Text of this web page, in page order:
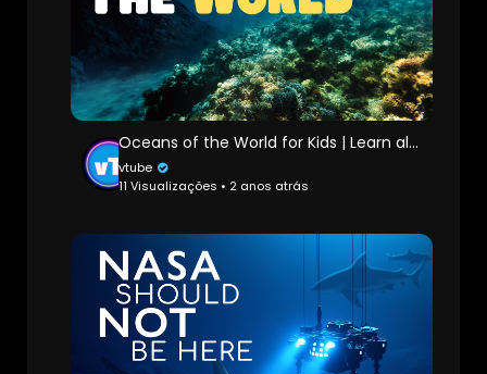
Oceans of the World for Kids | Learn all about the 5 Oceans of the Earth
vtube
11 Visualizações • 2 anos atrás